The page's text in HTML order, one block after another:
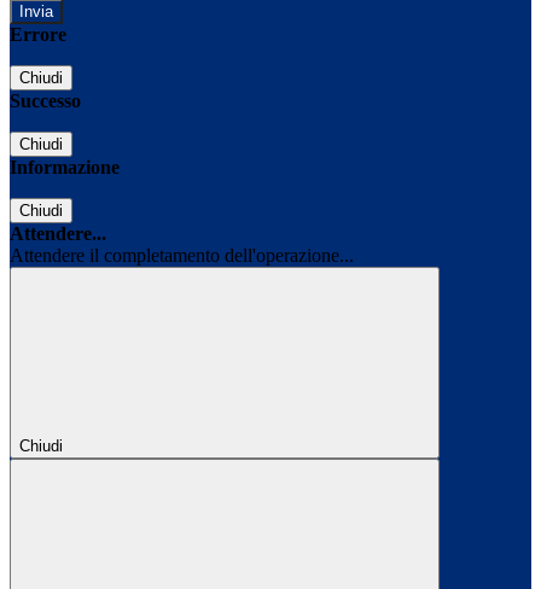
Errore
Chiudi
Successo
Chiudi
Informazione
Chiudi
Attendere...
Attendere il completamento dell'operazione...
Chiudi